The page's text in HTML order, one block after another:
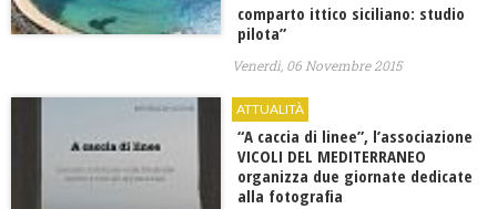
comparto ittico siciliano: studio
pilota”
Venerdì, 06 Novembre 2015
ATTUALITÀ
“A caccia di linee”, l’associazione
VICOLI DEL MEDITERRANEO
organizza due giornate dedicate
alla fotografia